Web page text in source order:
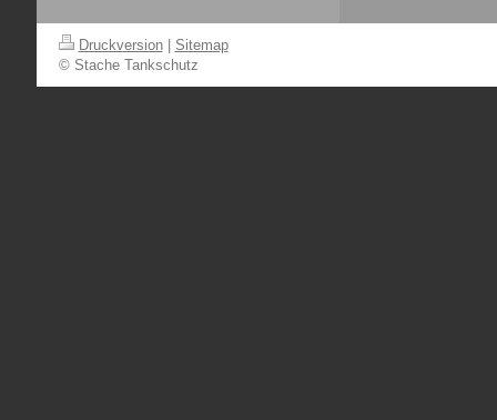
Druckversion
Sitemap
© Stache Tankschutz